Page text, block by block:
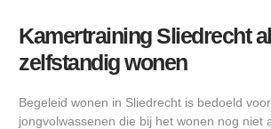
Kamertraining Sliedrecht
zelfstandig wonen
Begeleid wonen in Sliedrecht is bedoeld
jongvolwassenen die bij het wonen nog niet